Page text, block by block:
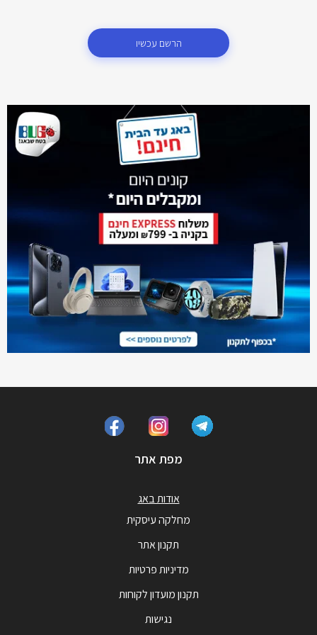
הרשם עכשיו
מפת אתר
אודות באג
מחלקה עיסקית
תקנון אתר
מדיניות פרטיות
תקנון מועדון לקוחות
נגישות